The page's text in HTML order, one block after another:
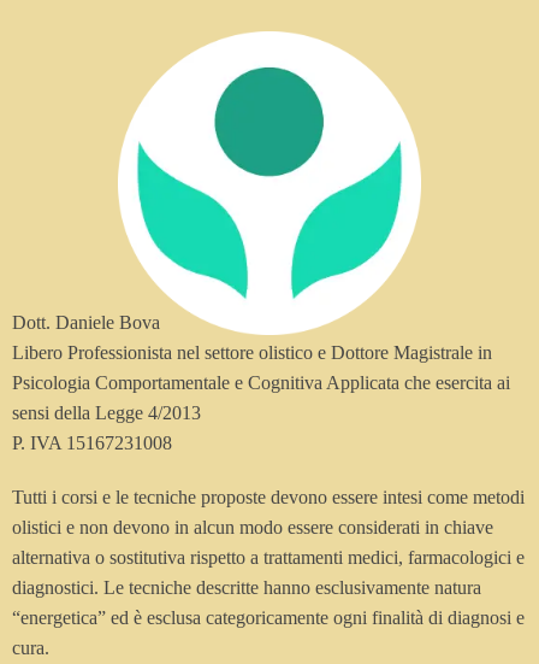
Dott. Daniele Bova
Libero Professionista nel settore olistico e Dottore Magistrale in
Psicologia Comportamentale e Cognitiva Applicata che esercita ai
sensi della Legge 4/2013
P. IVA 15167231008
Tutti i corsi e le tecniche proposte devono essere intesi come metodi
olistici e non devono in alcun modo essere considerati in chiave
alternativa o sostitutiva rispetto a trattamenti medici, farmacologici e
diagnostici. Le tecniche descritte hanno esclusivamente natura
“energetica” ed è esclusa categoricamente ogni finalità di diagnosi e
cura.